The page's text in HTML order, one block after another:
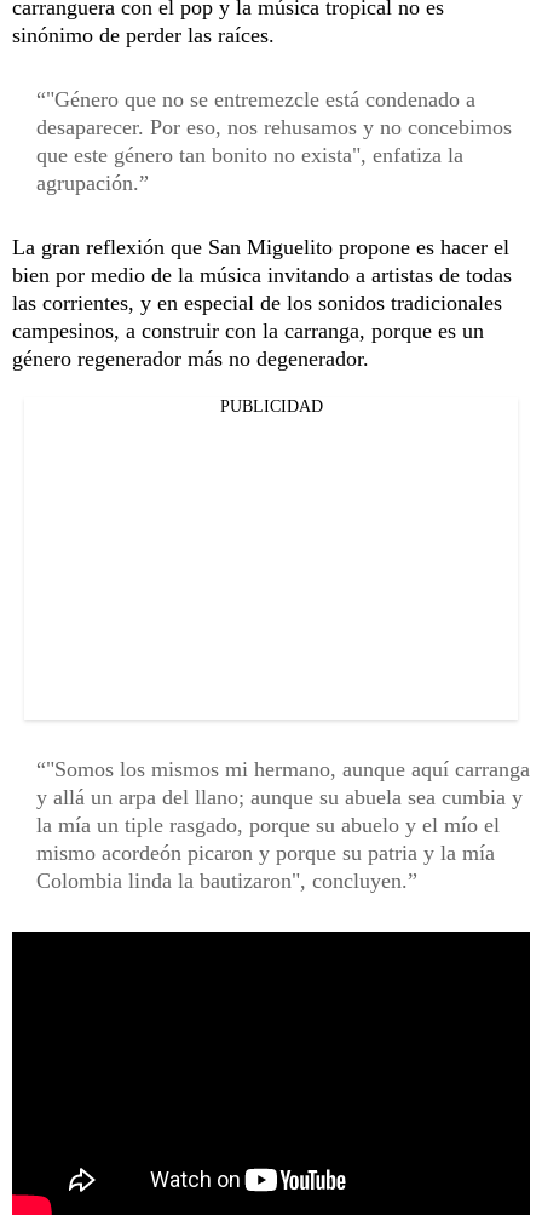
carranguera con el pop y la música tropical no es
sinónimo de perder las raíces.
"Género que no se entremezcle está condenado a
desaparecer. Por eso, nos rehusamos y no concebimos
que este género tan bonito no exista", enfatiza la
agrupación.
La gran reflexión que San Miguelito propone es hacer el
bien por medio de la música invitando a artistas de todas
las corrientes, y en especial de los sonidos tradicionales
campesinos, a construir con la carranga, porque es un
género regenerador más no degenerador.
PUBLICIDAD
"Somos los mismos mi hermano, aunque aquí carranga
y allá un arpa del llano; aunque su abuela sea cumbia y
la mía un tiple rasgado, porque su abuelo y el mío el
mismo acordeón picaron y porque su patria y la mía
Colombia linda la bautizaron", concluyen.